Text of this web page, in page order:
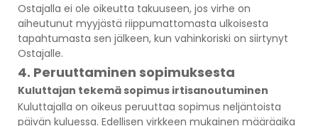
Ostajalla ei ole oikeutta takuuseen, jos virhe on
aiheutunut myyjästä riippumattomasta ulkoisesta
tapahtumasta sen jälkeen, kun vahinkoriski on siirtynyt
Ostajalle.
4. Peruuttaminen sopimuksesta
Kuluttajan tekemä sopimus irtisanoutuminen
Kuluttajalla on oikeus peruuttaa sopimus neljäntoista
päivän kuluessa. Edellisen virkkeen mukainen määräaika